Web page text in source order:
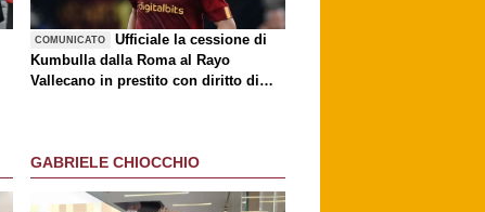
COMUNICATO
Ufficiale la cessione di
Kumbulla dalla Roma al Rayo
Vallecano in prestito con diritto di
GABRIELE CHIOCCHIO